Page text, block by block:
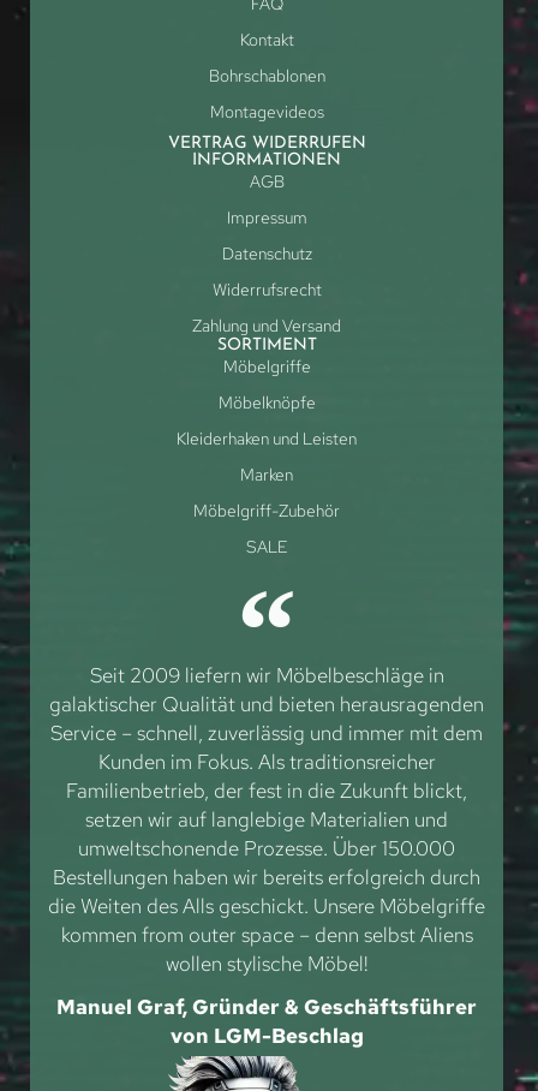
Kontakt
Bohrschablonen
Montagevideos
VERTRAG WIDERRUFEN
INFORMATIONEN
AGB
Impressum
Datenschutz
Widerrufsrecht
Zahlung und Versand
SORTIMENT
Möbelgriffe
Möbelknöpfe
Kleiderhaken und Leisten
Marken
Möbelgriff-Zubehör
SALE
Seit 2009 liefern wir Möbelbeschläge in
galaktischer Qualität und bieten herausragenden
Service – schnell, zuverlässig und immer mit dem
Kunden im Fokus. Als traditionsreicher
Familienbetrieb, der fest in die Zukunft blickt,
setzen wir auf langlebige Materialien und
umweltschonende Prozesse. Über 150.000
Bestellungen haben wir bereits erfolgreich durch
die Weiten des Alls geschickt. Unsere Möbelgriffe
kommen from outer space – denn selbst Aliens
wollen stylische Möbel!
Manuel Graf, Gründer & Geschäftsführer
von LGM-Beschlag